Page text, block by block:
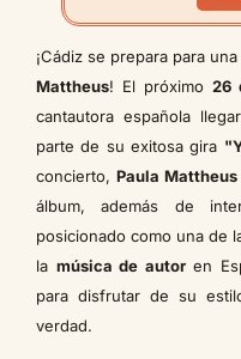
¡Cádiz se prepara para
Mattheus! El próximo26
cantautora española
parte de su exitosa gira
concierto, Paula Mattheus
álbum, además de
posicionado como una de
la música de autoren
para disfrutar de su
verdad.